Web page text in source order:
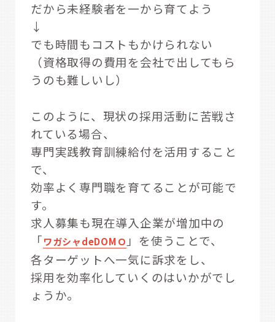
だから未経験者を一から育てよう
↓
でも時間もコストもかけられない
（資格取得の費用を会社で出してもら
うのも難しいし）
このように、現状の採用活動に苦戦さ
れている場合、
専門実践教育訓練給付を活用すること
で、
効率よく専門職を育てることが可能で
す。
求人募集も現在導入企業が増加中の
「ワガシャdeDOMＯ 」を使うことで、
各ターゲットへ一気に訴求をし、
採用を効率化していくのはいかがでし
ょうか。